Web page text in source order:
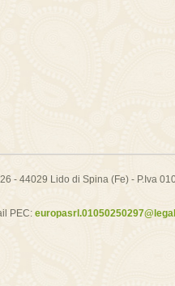
- 44029 Lido di Spina (Fe) - P.Iva
PEC: